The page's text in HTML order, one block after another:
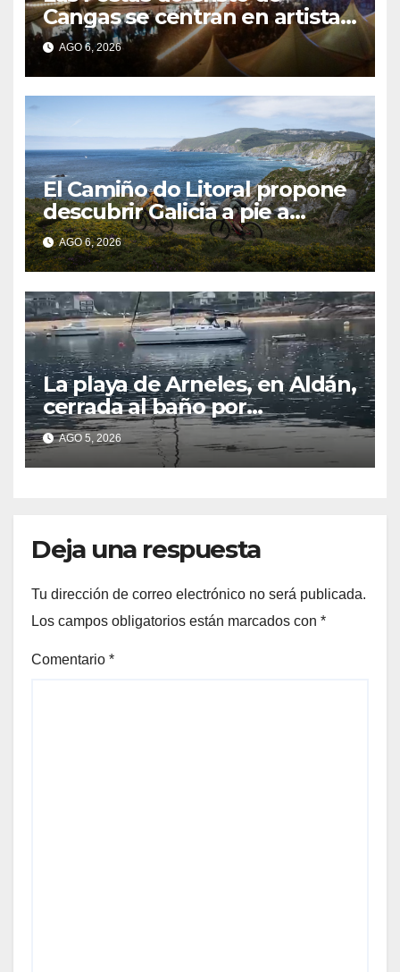
Cangas se centran en artistas
gallegos
AGO 6, 2026
El Camiño do Litoral propone
descubrir Galicia a pie a
través de más de 1.300
kilómetros
AGO 6, 2026
La playa de Arneles, en Aldán,
cerrada al baño por
contaminación del agua tras
detectarse restos fecales
AGO 5, 2026
Deja una respuesta
Tu dirección de correo electrónico no será publicada.
Los campos obligatorios están marcados con *
Comentario *